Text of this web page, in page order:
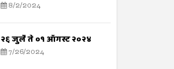
8/2/2024
२६ जुलै ते ०१ ऑगस्ट २०२४
7/26/2024